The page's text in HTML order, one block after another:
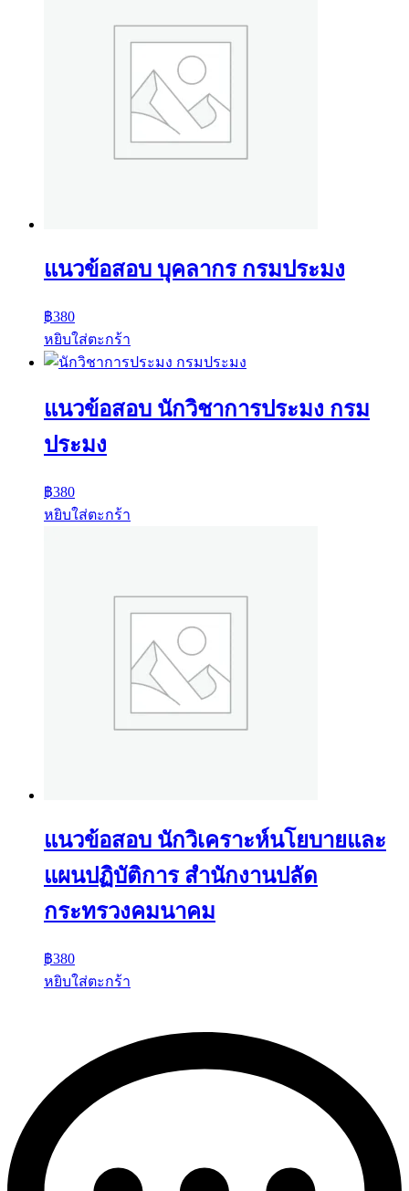
แนวข้อสอบ บุคลากร กรมประมง
฿380
หยิบใส่ตะกร้า
แนวข้อสอบ นักวิชาการประมง กรม
ประมง
฿380
หยิบใส่ตะกร้า
แนวข้อสอบ นักวิเคราะห์นโยบายและ
แผนปฏิบัติการ สำนักงานปลัด
กระทรวงคมนาคม
฿380
หยิบใส่ตะกร้า